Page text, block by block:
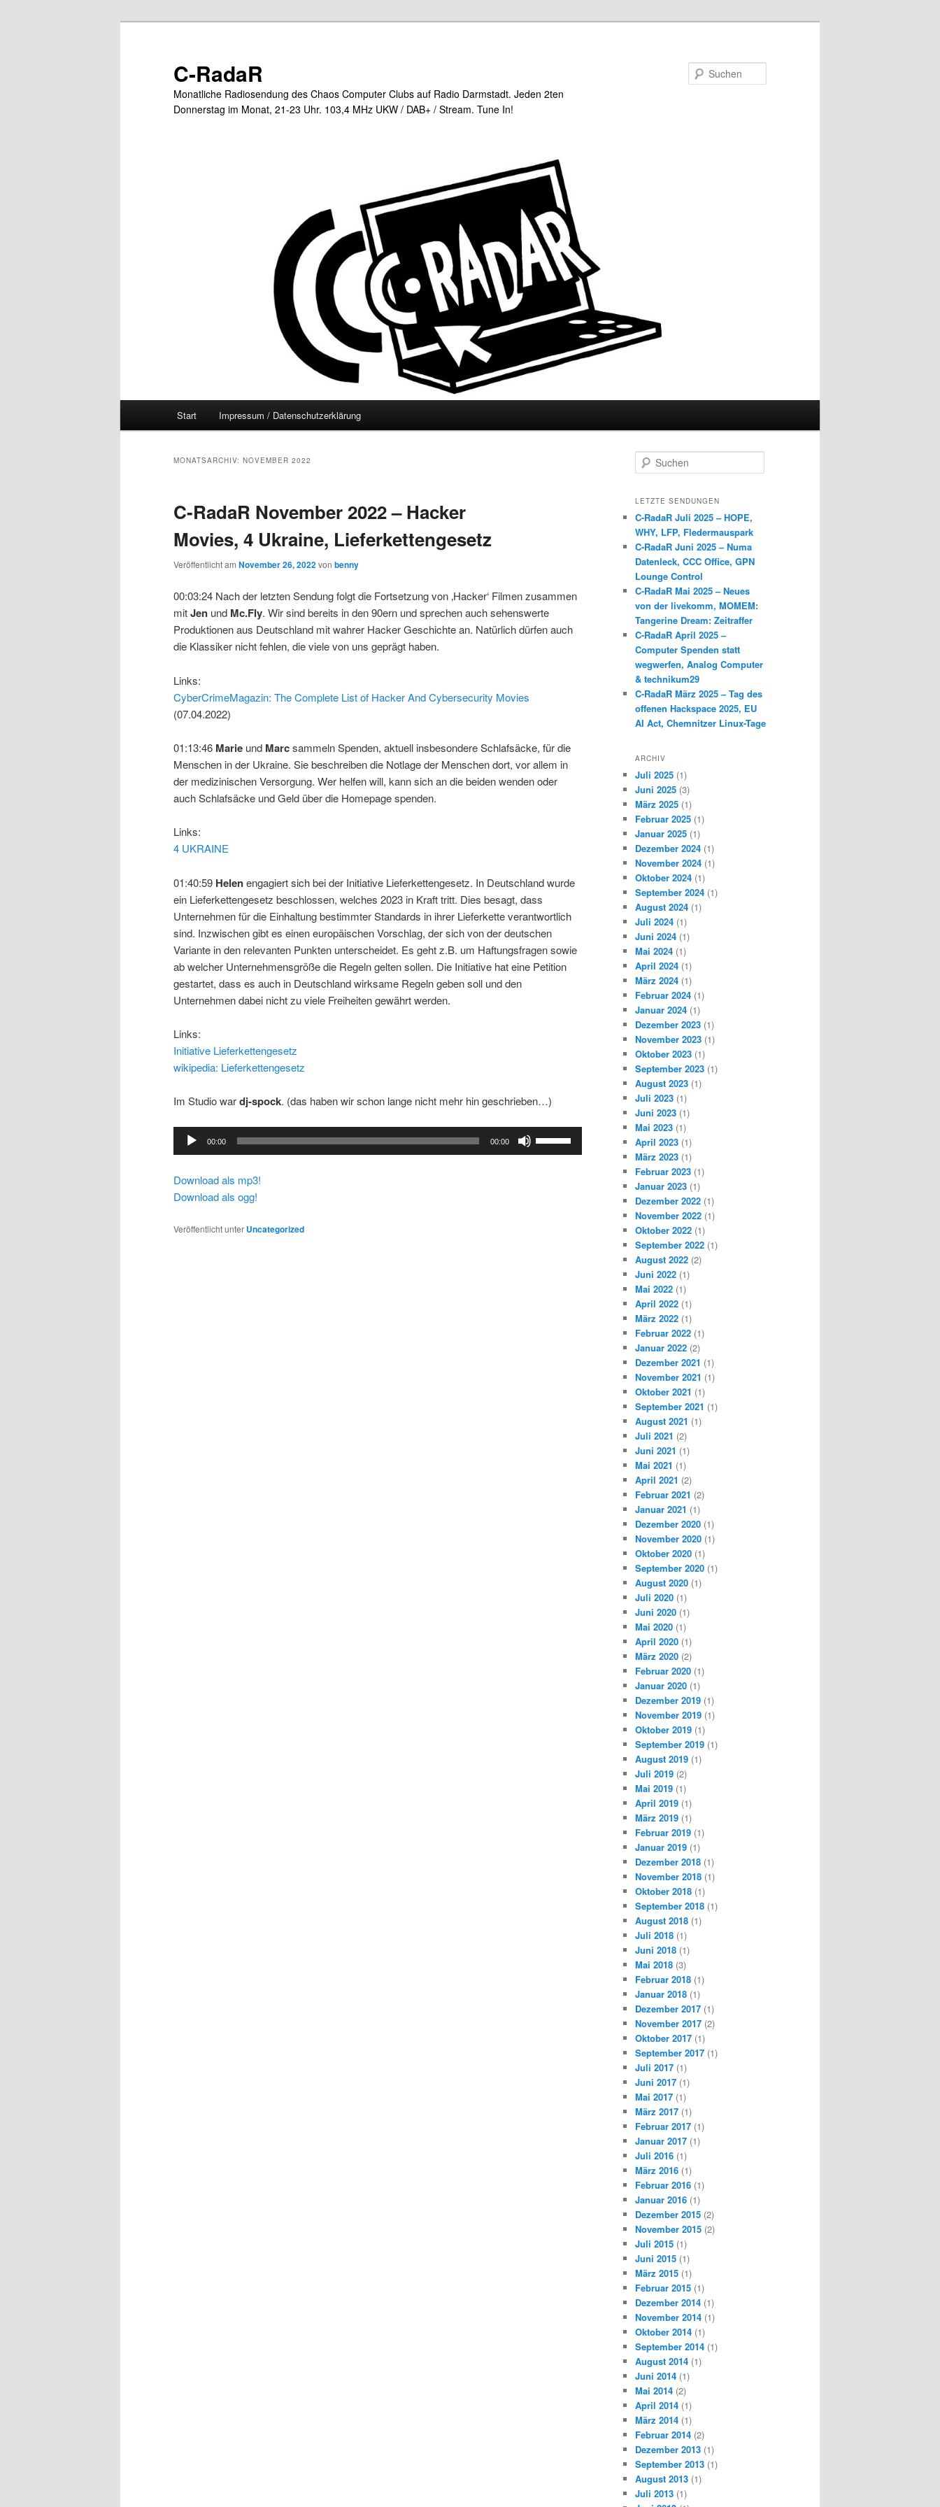
C-RadaR
Monatliche Radiosendung des Chaos Computer Clubs auf Radio Darmstadt. Jeden 2ten
Donnerstag im Monat, 21-23 Uhr. 103,4 MHz UKW / DAB+ / Stream. Tune In!
Start Impressum / Datenschutzerklärung
MONATSARCHIV: NOVEMBER 2022
C-RadaR November 2022 – Hacker
Movies, 4 Ukraine, Lieferkettengesetz
Veröffentlicht am November 26, 2022von benny
00:03:24 Nach der letzten Sendung folgt die Fortsetzung von ‚Hacker‘ Filmen zusammen
mitJen und Mc.Fly. Wir sind bereits in den 90ern und sprechen auch sehenswerte
Produktionen aus Deutschland mit wahrer Hacker Geschichte an. Natürlich dürfen auch
die Klassiker nicht fehlen, die viele von uns geprägt haben.
Links:
CyberCrimeMagazin: The Complete List of Hacker And Cybersecurity Movies
(07.04.2022)
01:13:46 Marie und Marcsammeln Spenden, aktuell insbesondere Schlafsäcke, für die
Menschen in der Ukraine. Sie beschreiben die Notlage der Menschen dort, vor allem in
der medizinischen Versorgung. Wer helfen will, kann sich an die beiden wenden oder
auch Schlafsäcke und Geld über die Homepage spenden.
Links:
4 UKRAINE
01:40:59 Helenengagiert sich bei der Initiative Lieferkettengesetz. In Deutschland wurde
ein Lieferkettengesetz beschlossen, welches 2023 in Kraft tritt. Dies besagt, dass
Unternehmen für die Einhaltung bestimmter Standards in ihrer Lieferkette verantwortlich
sind. Inzwischen gibt es einen europäischen Vorschlag, der sich von der deutschen
Variante in den relevanten Punkten unterscheidet. Es geht z.B. um Haftungsfragen sowie
ab welcher Unternehmensgröße die Regeln gelten sollen. Die Initiative hat eine Petition
gestartet, dass es auch in Deutschland wirksame Regeln geben soll und den
Unternehmen dabei nicht zu viele Freiheiten gewährt werden.
Links:
Initiative Lieferkettengesetz
wikipedia: Lieferkettengesetz
Im Studio wardj-spock. (das haben wir schon lange nicht mehr hin geschrieben…)
Audio-
Player
00:00 00:00
Download als mp3!
Download als ogg!
Veröffentlicht unter Uncategorized
u
h
n
LETZTE SENDUNGEN
C-RadaR Juli 2025 – HOPE,
WHY, LFP, Fledermauspark
C-RadaR Juni 2025 – Numa
Datenleck, CCC Office, GPN
Lounge Control
C-RadaR Mai 2025 – Neues
von der livekomm, MOMEM:
Tangerine Dream: Zeitraffer
C-RadaR April 2025 –
Computer Spenden statt
wegwerfen, Analog Computer
& technikum29
C-RadaR März 2025 – Tag des
offenen Hackspace 2025, EU
AI Act, Chemnitzer Linux-Tage
ARCHIV
Juli 2025 (1)
Juni 2025 (3)
März 2025 (1)
Februar 2025 (1)
Januar 2025 (1)
Dezember 2024 (1)
November 2024 (1)
Oktober 2024 (1)
September 2024 (1)
August 2024 (1)
Juli 2024 (1)
Juni 2024 (1)
Mai 2024 (1)
April 2024 (1)
März 2024 (1)
Februar 2024 (1)
Januar 2024 (1)
Dezember 2023 (1)
November 2023 (1)
Oktober 2023 (1)
September 2023 (1)
August 2023 (1)
Juli 2023 (1)
Juni 2023 (1)
Mai 2023 (1)
April 2023 (1)
März 2023 (1)
Februar 2023 (1)
Januar 2023 (1)
Dezember 2022 (1)
November 2022 (1)
Oktober 2022 (1)
September 2022 (1)
August 2022 (2)
Juni 2022 (1)
Mai 2022 (1)
April 2022 (1)
März 2022 (1)
Februar 2022 (1)
Januar 2022 (2)
Dezember 2021 (1)
November 2021 (1)
Oktober 2021 (1)
September 2021 (1)
August 2021 (1)
Juli 2021 (2)
Juni 2021 (1)
Mai 2021 (1)
April 2021 (2)
Februar 2021 (2)
Januar 2021 (1)
Dezember 2020 (1)
November 2020 (1)
Oktober 2020 (1)
September 2020 (1)
August 2020 (1)
Juli 2020 (1)
Juni 2020 (1)
Mai 2020 (1)
April 2020 (1)
März 2020 (2)
Februar 2020 (1)
Januar 2020 (1)
Dezember 2019 (1)
November 2019 (1)
Oktober 2019 (1)
September 2019 (1)
August 2019 (1)
Juli 2019 (2)
Mai 2019 (1)
April 2019 (1)
März 2019 (1)
Februar 2019 (1)
Januar 2019 (1)
Dezember 2018 (1)
November 2018 (1)
Oktober 2018 (1)
September 2018 (1)
August 2018 (1)
Juli 2018 (1)
Juni 2018 (1)
Mai 2018 (3)
Februar 2018 (1)
Januar 2018 (1)
Dezember 2017 (1)
November 2017 (2)
Oktober 2017 (1)
September 2017 (1)
Juli 2017 (1)
Juni 2017 (1)
Mai 2017 (1)
März 2017 (1)
Februar 2017 (1)
Januar 2017 (1)
Juli 2016 (1)
März 2016 (1)
Februar 2016 (1)
Januar 2016 (1)
Dezember 2015 (2)
November 2015 (2)
Juli 2015 (1)
Juni 2015 (1)
März 2015 (1)
Februar 2015 (1)
Dezember 2014 (1)
November 2014 (1)
Oktober 2014 (1)
September 2014 (1)
August 2014 (1)
Juni 2014 (1)
Mai 2014 (2)
April 2014 (1)
März 2014 (1)
Februar 2014 (2)
Dezember 2013 (1)
September 2013 (1)
August 2013 (1)
Juli 2013 (1)